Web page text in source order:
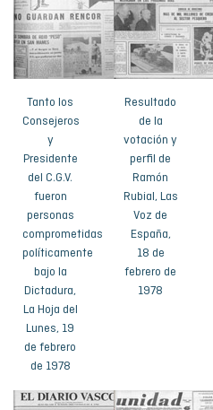
Tanto los
Consejeros
y
Presidente
del C.G.V.
fueron
personas
comprometidas
políticamente
bajo la
Dictadura,
La Hoja del
Lunes, 19
de febrero
de 1978
Resultado
de la
votación y
perfil de
Ramón
Rubial, Las
Voz de
España,
18 de
febrero de
1978